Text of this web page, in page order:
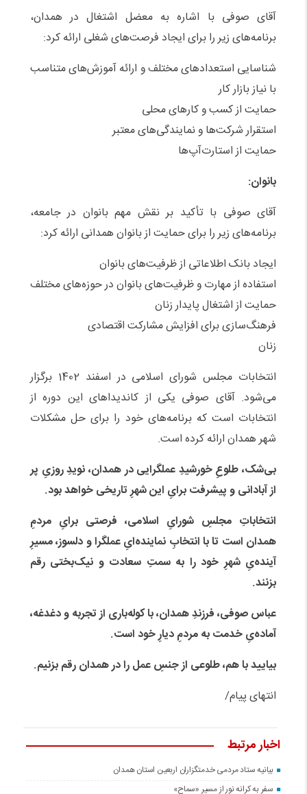
آقای صوفی با اشاره به معضل اشتغال در همدان،
برنامه‌های زیر را برای ایجاد فرصت‌های شغلی ارائه کرد:
شناسایی استعدادهای مختلف و ارائه آموزش‌های متناسب
با نیاز بازار کار
حمایت از کسب و کارهای محلی
استقرار شرکت‌ها و نمایندگی‌های معتبر
حمایت از استارت‌آپ‌ها
بانوان:
آقای صوفی با تأکید بر نقش مهم بانوان در جامعه،
برنامه‌های زیر را برای حمایت از بانوان همدانی ارائه کرد:
ایجاد بانک اطلاعاتی از ظرفیت‌های بانوان
استفاده از مهارت و ظرفیت‌های بانوان در حوزه‌های مختلف
حمایت از اشتغال پایدار زنان
فرهنگ‌سازی برای افزایش مشارکت اقتصادی
زنان
انتخابات مجلس شورای اسلامی در اسفند 1402 برگزار
می‌شود. آقای صوفی یکی از کاندیداهای این دوره از
انتخابات است که برنامه‌های خود را برای حل مشکلات
شهر همدان ارائه کرده است.
بی‌شک، طلوعِ خورشیدِ عملگرایی در همدان، نویدِ روزیِ پر
از آبادانی و پیشرفت برایِ این شهرِ تاریخی خواهد بود.
انتخاباتِ مجلسِ شورایِ اسلامی، فرصتی برایِ مردمِ
همدان است تا با انتخابِ نماینده‌ایِ عملگرا و دلسوز، مسیرِ
آینده‌یِ شهرِ خود را به سمتِ سعادت و نیک‌بختی رقم
بزنند.
عباس صوفی، فرزندِ همدان، با کوله‌باری از تجربه و دغدغه،
آماده‌یِ خدمت به مردمِ دیارِ خود است.
بیایید با هم، طلوعی از جنسِ عمل را در همدان رقم بزنیم.
انتهای پیام/
اخبار مرتبط
بیانیه ستاد مردمی خدمتگزاران اربعین استان همدان
سفر به کرانه‌ نور از مسیرِ «سماح»